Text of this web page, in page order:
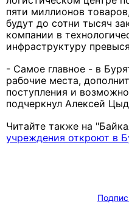
пяти миллионов
будут до сотни тысяч
компании в
инфраструктуру
- Самое главное - в
рабочие места,
поступления и
подчеркнул Алексей
Читайте также на
учреждения откроют в